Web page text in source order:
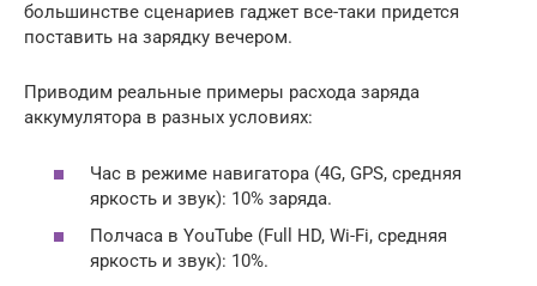
большинстве сценариев гаджет все-таки придется
поставить на зарядку вечером.
Приводим реальные примеры расхода заряда
аккумулятора в разных условиях:
Час в режиме навигатора (4G, GPS, средняя
яркость и звук): 10% заряда.
Полчаса в YouTube (Full HD, Wi-Fi, средняя
яркость и звук): 10%.